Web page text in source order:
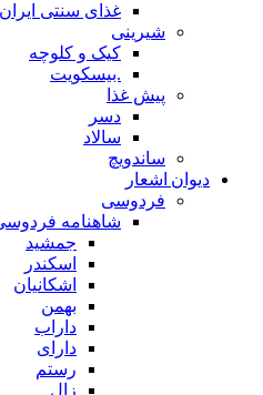
غذای سنتی ایران
شیرینی
کیک و کلوچه
.بیسکویت
پیش غذا
دسر
سالاد
ساندویچ
دیوان اشعار
فردوسی
شاهنامه فردوسی
جمشید
اسکندر
اشکانیان
بهمن
داراب
دارای
رستم
زال